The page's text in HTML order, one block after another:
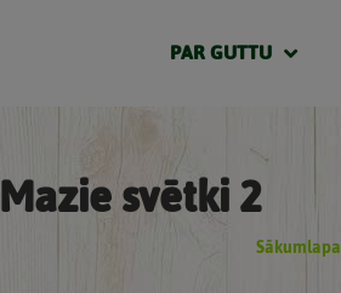
PAR GUTTU
Mazie svētki 2
Sākumlapa